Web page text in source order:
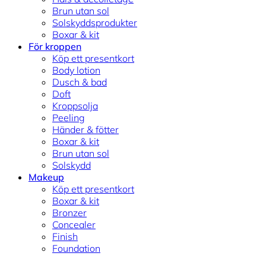
Brun utan sol
Solskyddsprodukter
Boxar & kit
För kroppen
Köp ett presentkort
Body lotion
Dusch & bad
Doft
Kroppsolja
Peeling
Händer & fötter
Boxar & kit
Brun utan sol
Solskydd
Makeup
Köp ett presentkort
Boxar & kit
Bronzer
Concealer
Finish
Foundation